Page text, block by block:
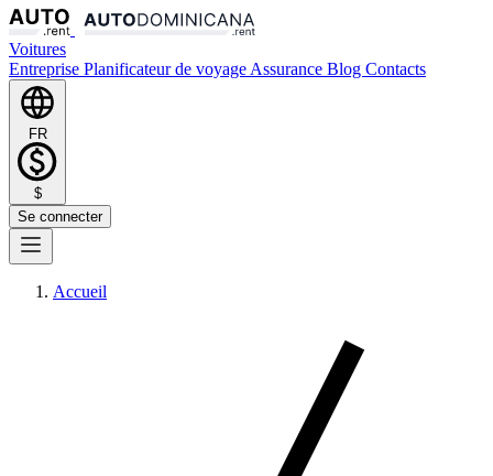
Voitures
Entreprise Planificateur de voyage Assurance Blog Contacts
FR
$
Se connecter
Accueil